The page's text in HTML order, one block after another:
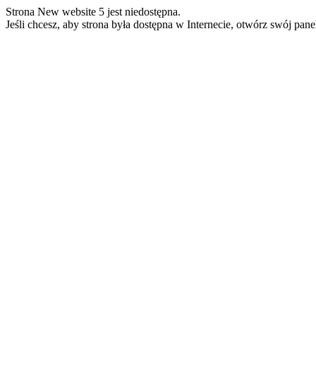
Strona New website 5 jest niedostępna.
Jeśli chcesz, aby strona była dostępna w Internecie, otwórz swój